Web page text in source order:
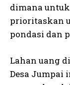
dimana
prioritaskan
pondasi dan
Lahan uang
Desa Jumpai